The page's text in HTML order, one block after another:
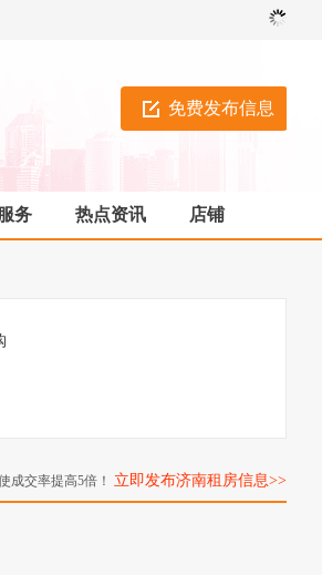
免费发布信息
务 热点资讯 店铺
成交率提高5倍！ 立即发布济南租房信息>>